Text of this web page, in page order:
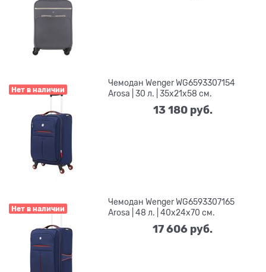
Нет в наличии
Чемодан Wenger WG6593307154
Arosa | 30 л. | 35x21x58 см.
13 180 руб.
Нет в наличии
Чемодан Wenger WG6593307165
Arosa | 48 л. | 40x24x70 см.
17 606 руб.